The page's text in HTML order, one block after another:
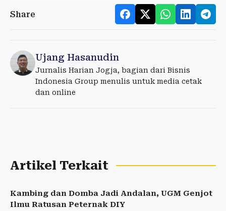
Share
Ujang Hasanudin
Jurnalis Harian Jogja, bagian dari Bisnis
Indonesia Group menulis untuk media cetak
dan online
Artikel Terkait
Kambing dan Domba Jadi Andalan, UGM Genjot
Ilmu Ratusan Peternak DIY